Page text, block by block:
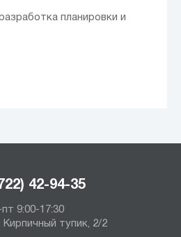
планировки и
42-94-35
9:00-17:30
Кирпичный тупик, 2/2